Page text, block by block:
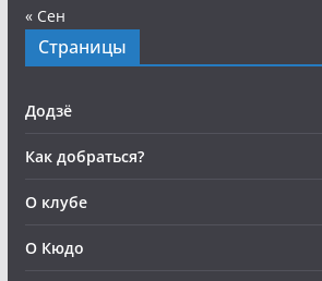
« Сен
Страницы
Додзё
Как добраться?
О клубе
О Кюдо